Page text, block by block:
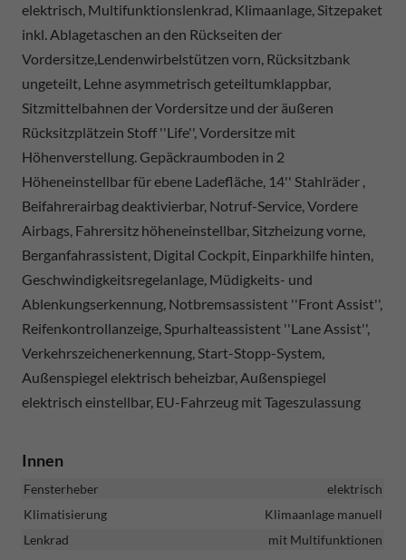
elektrisch, Multifunktionslenkrad, Klimaanlage, Sitzepaket
inkl. Ablagetaschen an den Rückseiten der
Vordersitze,Lendenwirbelstützen vorn, Rücksitzbank
ungeteilt, Lehne asymmetrisch geteiltumklappbar,
Sitzmittelbahnen der Vordersitze und der äußeren
Rücksitzplätzein Stoff ''Life'', Vordersitze mit
Höhenverstellung. Gepäckraumboden in 2
Höheneinstellbar für ebene Ladefläche, 14'' Stahlräder ,
Beifahrerairbag deaktivierbar, Notruf-Service, Vordere
Airbags, Fahrersitz höheneinstellbar, Sitzheizung vorne,
Berganfahrassistent, Digital Cockpit, Einparkhilfe hinten,
Geschwindigkeitsregelanlage, Müdigkeits- und
Ablenkungserkennung, Notbremsassistent ''Front Assist'',
Reifenkontrollanzeige, Spurhalteassistent ''Lane Assist'',
Verkehrszeichenerkennung, Start-Stopp-System,
Außenspiegel elektrisch beheizbar, Außenspiegel
elektrisch einstellbar, EU-Fahrzeug mit Tageszulassung
Innen
Fensterheber
elektrisch
Klimatisierung
Klimaanlage manuell
Lenkrad
mit Multifunktionen